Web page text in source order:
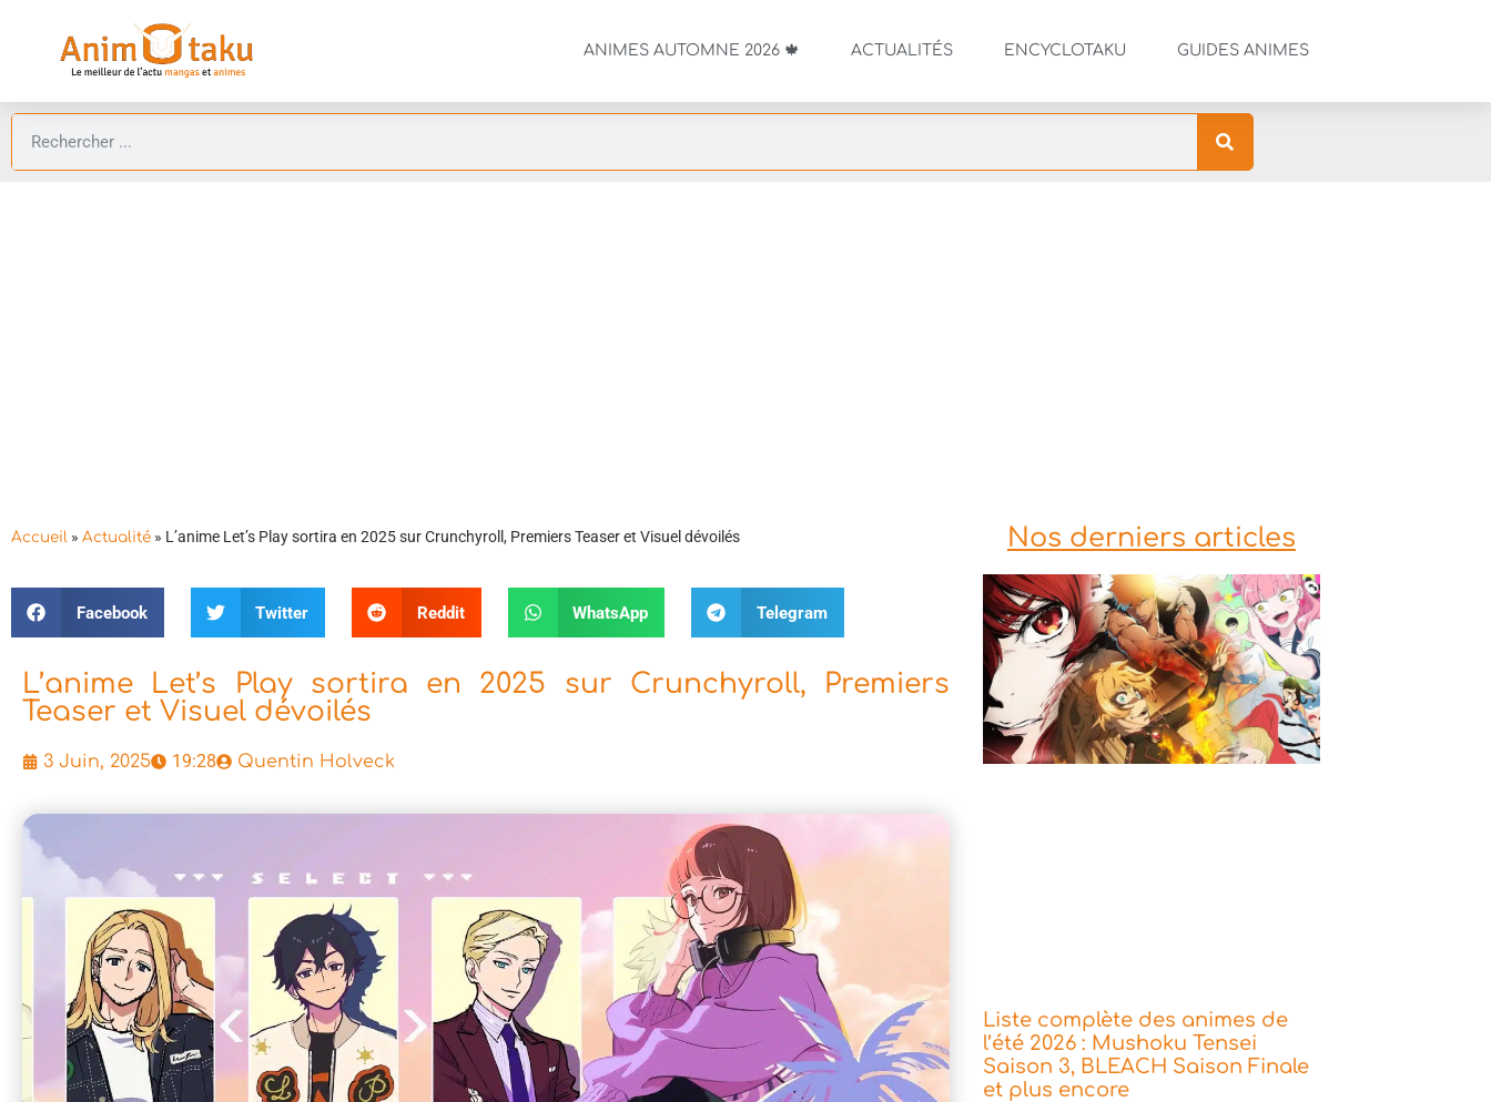
ANIMES AUTOMNE 2026 🍁 ACTUALITÉS ENCYCLOTAKU GUIDES ANIMES
Accueil » Actualité » L’anime Let’s Play sortira en 2025 sur Crunchyroll, Premiers Teaser et Visuel dévoilés
Facebook Twitter Reddit WhatsApp Telegram
L’anime Let’s Play sortira en 2025 sur Crunchyroll, Premiers
Teaser et Visuel dévoilés
3 Juin, 2025 19:28 Quentin Holveck
Nos derniers articles
Liste complète des animes de
l’été 2026 : Mushoku Tensei
Saison 3, BLEACH Saison Finale
et plus encore